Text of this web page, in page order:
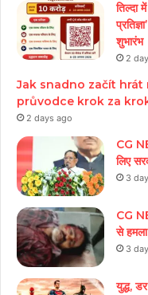
तिल्दा
शुभारंभ
2
Jak snadno začít hrát
průvodce krok za
2 days ago
CG
लिए
3
CG
से
3
युद्ध,